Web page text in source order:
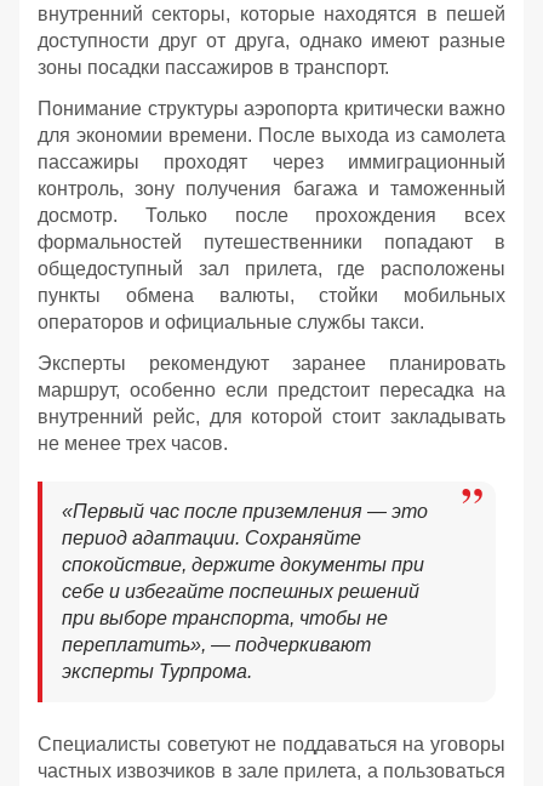
внутренний секторы, которые находятся в пешей
доступности друг от друга, однако имеют разные
зоны посадки пассажиров в транспорт.
Понимание структуры аэропорта критически важно
для экономии времени. После выхода из самолета
пассажиры проходят через иммиграционный
контроль, зону получения багажа и таможенный
досмотр. Только после прохождения всех
формальностей путешественники попадают в
общедоступный зал прилета, где расположены
пункты обмена валюты, стойки мобильных
операторов и официальные службы такси.
Эксперты рекомендуют заранее планировать
маршрут, особенно если предстоит пересадка на
внутренний рейс, для которой стоит закладывать
не менее трех часов.
«Первый час после приземления — это
период адаптации. Сохраняйте
спокойствие, держите документы при
себе и избегайте поспешных решений
при выборе транспорта, чтобы не
переплатить», — подчеркивают
эксперты Турпрома.
Специалисты советуют не поддаваться на уговоры
частных извозчиков в зале прилета, а пользоваться